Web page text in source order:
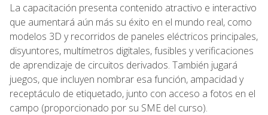
La capacitación presenta contenido atractivo e interactivo
que aumentará aún más su éxito en el mundo real, como
modelos 3D y recorridos de paneles eléctricos principales,
disyuntores, multímetros digitales, fusibles y verificaciones
de aprendizaje de circuitos derivados. También jugará
juegos, que incluyen nombrar esa función, ampacidad y
receptáculo de etiquetado, junto con acceso a fotos en el
campo (proporcionado por su SME del curso).